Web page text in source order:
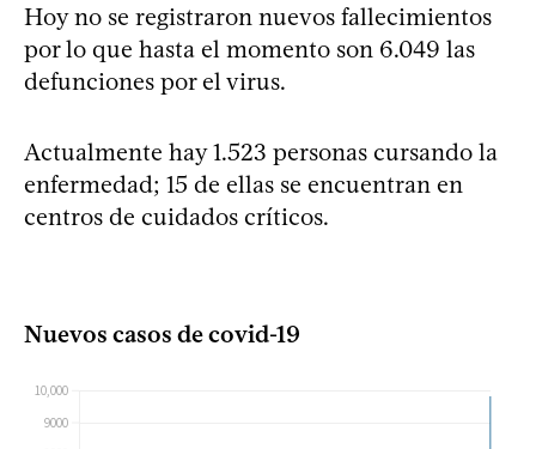
Hoy no se registraron nuevos fallecimientos
por lo que hasta el momento son 6.049 las
defunciones por el virus.
Actualmente hay 1.523 personas cursando la
enfermedad; 15 de ellas se encuentran en
centros de cuidados críticos.
Nuevos casos de covid-19